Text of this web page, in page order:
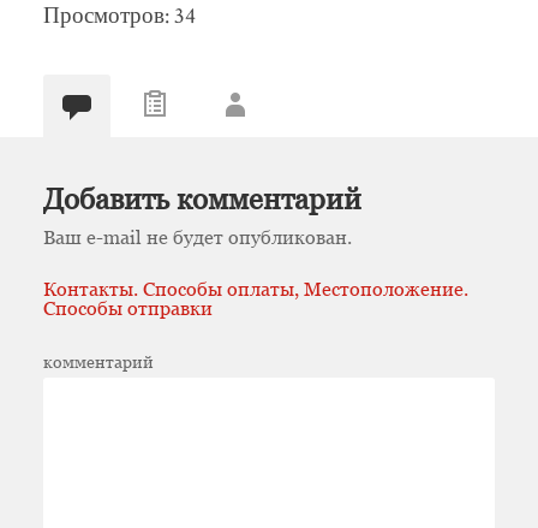
Просмотров: 34
Добавить комментарий
Ваш e-mail не будет опубликован.
Контакты. Способы оплаты, Местоположение.
Способы отправки
комментарий